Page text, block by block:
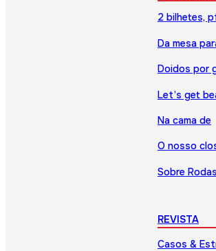
2 bilhetes,
Da mesa
Doidos por
Let’s get
Na cama de
O nosso
Sobre Rodas
REVISTA
Casos &